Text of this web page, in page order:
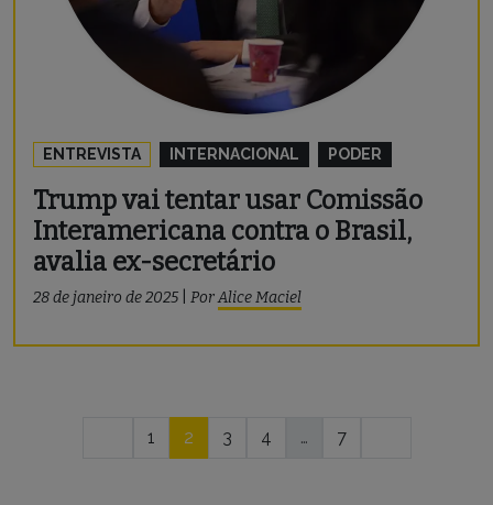
ENTREVISTA INTERNACIONAL PODER
Trump vai tentar usar Comissão
Interamericana contra o Brasil,
avalia ex-secretário
28 de janeiro de 2025 PorAlice Maciel
Navegação1 2 3 4 … 7